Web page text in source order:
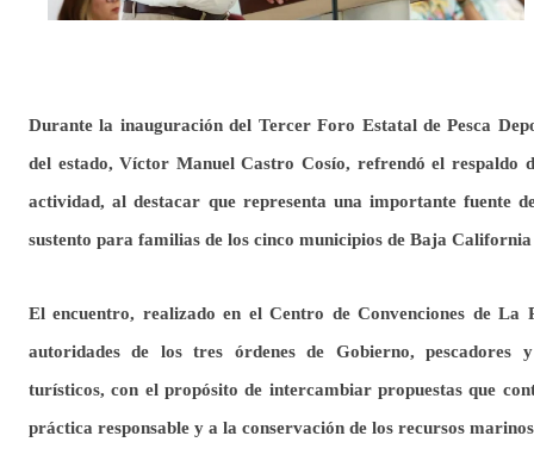
Durante la inauguración del Tercer Foro Estatal de Pesca
del estado, Víctor Manuel Castro Cosío, refrendó el respaldo
actividad, al destacar que representa una importante fuente
sustento para familias de los cinco municipios de Baja California
El encuentro, realizado en el Centro de Convenciones de La
autoridades de los tres órdenes de Gobierno, pescadores
turísticos, con el propósito de intercambiar propuestas que
práctica responsable y a la conservación de los recursos